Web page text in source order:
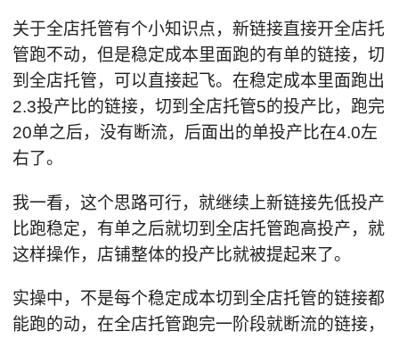
关于全店托管有个小知识点，新链接直接开全店托
管跑不动，但是稳定成本里面跑的有单的链接，切
到全店托管，可以直接起飞。在稳定成本里面跑出
2.3投产比的链接，切到全店托管5的投产比，跑完
20单之后，没有断流，后面出的单投产比在4.0左
右了。
我一看，这个思路可行，就继续上新链接先低投产
比跑稳定，有单之后就切到全店托管跑高投产，就
这样操作，店铺整体的投产比就被提起来了。
实操中，不是每个稳定成本切到全店托管的链接都
能跑的动，在全店托管跑完一阶段就断流的链接，